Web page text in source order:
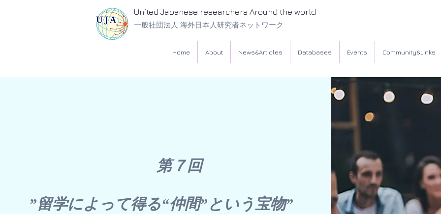
United Japanese researchers Around the world
一般社団法人 海外日本人研究者ネットワーク
Home About News&Articles Databases Events Community&Links
第７回
”留学によって得る“仲間”という宝物”